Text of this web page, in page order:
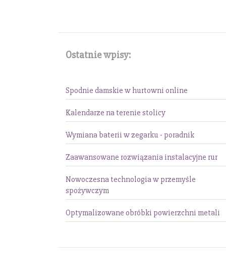
Ostatnie wpisy:
Spodnie damskie w hurtowni online
Kalendarze na terenie stolicy
Wymiana baterii w zegarku - poradnik
Zaawansowane rozwiązania instalacyjne rur
Nowoczesna technologia w przemyśle
spożywczym
Optymalizowane obróbki powierzchni metali